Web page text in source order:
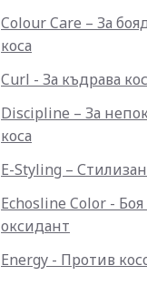
Colour Care – За
коса
Curl - За къдрава
Discipline – За
коса
E-Styling –
Echosline Color - Боя
оксидант
Energy - Против